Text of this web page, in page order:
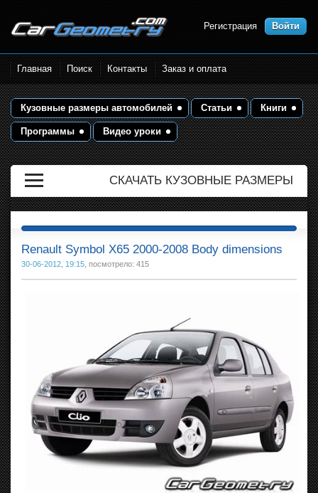
Размеры кузова автомобилей.
Контрольные точки и кузовные
размеры. Геометрия кузова
Регистрация Войти
Главная Поиск Контакты Заказ и оплата
Кузовные размеры автомобилей Статьи Книги
Программы Видео уроки
СКАЧАТЬ КУЗОВНЫЕ РАЗМЕРЫ
Renault Symbol X65 2000-2008 Body dimensions
30-06-2012, 19:15 , посмотрело: 415